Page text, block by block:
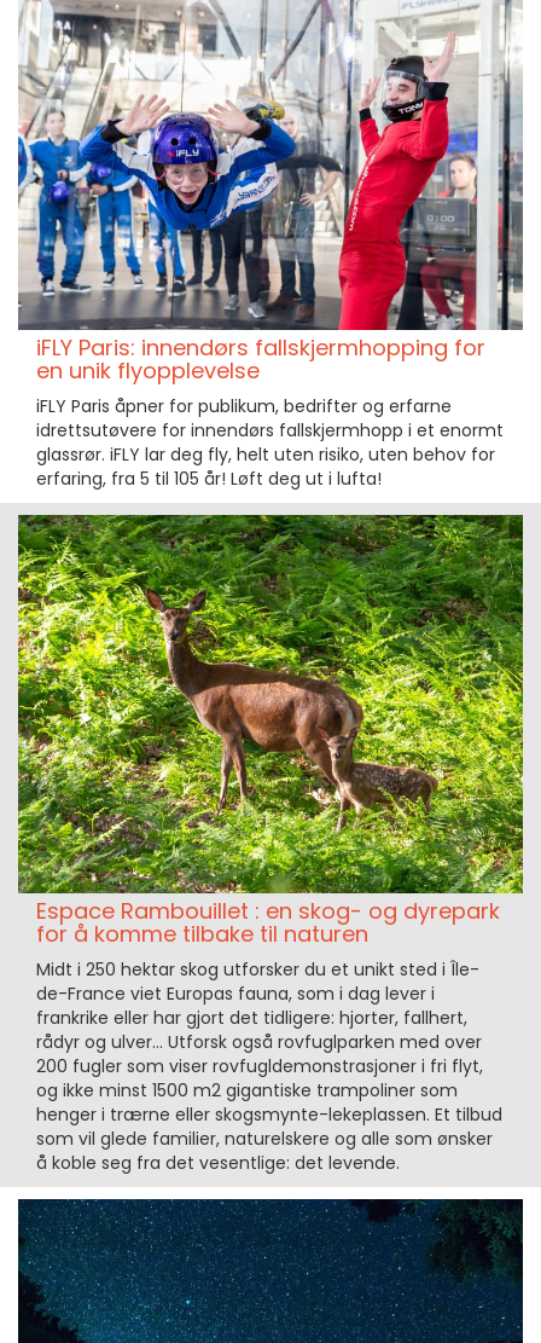
iFLY Paris: innendørs fallskjermhopping for
en unik flyopplevelse
iFLY Paris åpner for publikum, bedrifter og erfarne
idrettsutøvere for innendørs fallskjermhopp i et enormt
glassrør. iFLY lar deg fly, helt uten risiko, uten behov for
erfaring, fra 5 til 105 år! Løft deg ut i lufta!
Espace Rambouillet : en skog- og dyrepark
for å komme tilbake til naturen
Midt i 250 hektar skog utforsker du et unikt sted i Île-
de-France viet Europas fauna, som i dag lever i
frankrike eller har gjort det tidligere: hjorter, fallhert,
rådyr og ulver… Utforsk også rovfuglparken med over
200 fugler som viser rovfugldemonstrasjoner i fri flyt,
og ikke minst 1500 m2 gigantiske trampoliner som
henger i trærne eller skogsmynte-lekeplassen. Et tilbud
som vil glede familier, naturelskere og alle som ønsker
å koble seg fra det vesentlige: det levende.